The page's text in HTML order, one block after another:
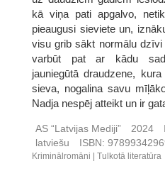
kā viņa pati apgalvo,
pieaugusi sieviete un,
visu grib sākt normālu
varbūt pat ar kādu
jauniegūtā draudzene,
sieva, nogalina savu
Nadja nespēj atteikt un ir
AS “Latvijas Mediji” 2024
latviešu
ISBN:
Kriminālromāni Tulkotā literatūra